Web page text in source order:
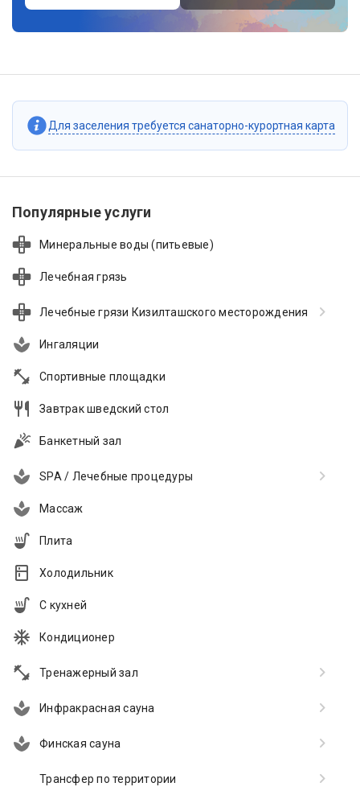
Для заселения требуется санаторно-курортная карта
Популярные услуги
Минеральные воды (питьевые)
Лечебная грязь
Лечебные грязи Кизилташского месторождения
Ингаляции
Спортивные площадки
Завтрак шведский стол
Банкетный зал
SPA / Лечебные процедуры
Массаж
Плита
Холодильник
С кухней
Кондиционер
Тренажерный зал
Инфракрасная сауна
Финская сауна
Трансфер по территории